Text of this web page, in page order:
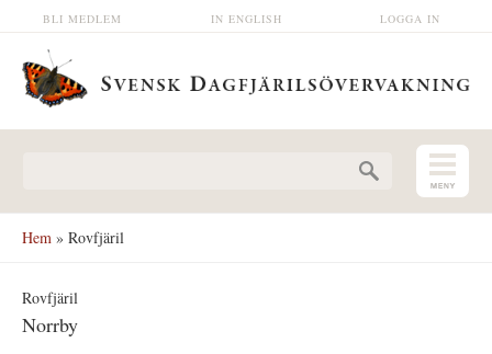
Hoppa till huvudinnehåll LOGGA IN
IN ENGLISH
BLI MEDLEM
Hem » Rovfjäril
Rovfjäril
Norrby